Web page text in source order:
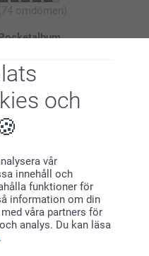
och
vår
innehåll och
funktioner för
information om din
våra partners för
analys. Du kan läsa
omdömen)
omdömen)
7 varianter
omdömen)